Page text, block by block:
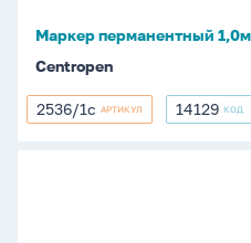
Маркер перманентный
Centropen
2536/1с
2536/1с АРТИКУЛ 14129
14129 КОД